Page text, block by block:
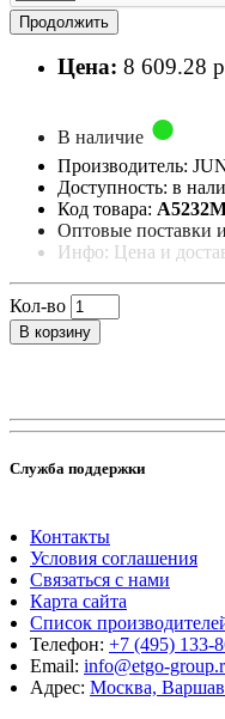
Продолжить
Цена: 8 609.28
В наличие
Производитель:
Доступность: в
Код товара:
Оптовые поставки
Инфо: Цена и
Кол-во
В корзину
Служба поддержки
Контакты
Условия соглашения
Связаться с нами
Карта сайта
Список
Телефон: +7 (495) 133-
Email: info@etgo-
Адрес: Москва,